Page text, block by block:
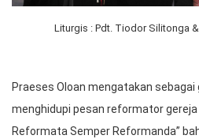
Liturgis : Pdt. Tiodor Silitonga
Praeses Oloan mengatakan sebagai
menghidupi pesan reformator gereja
Reformata Semper Reformanda”